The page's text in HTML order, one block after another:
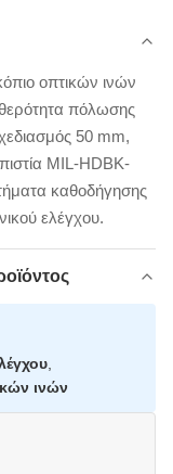
οπτικών ινών
πόλωσης
50 mm,
MIL-HDBK-
καθοδήγησης
ελέγχου.
ινών